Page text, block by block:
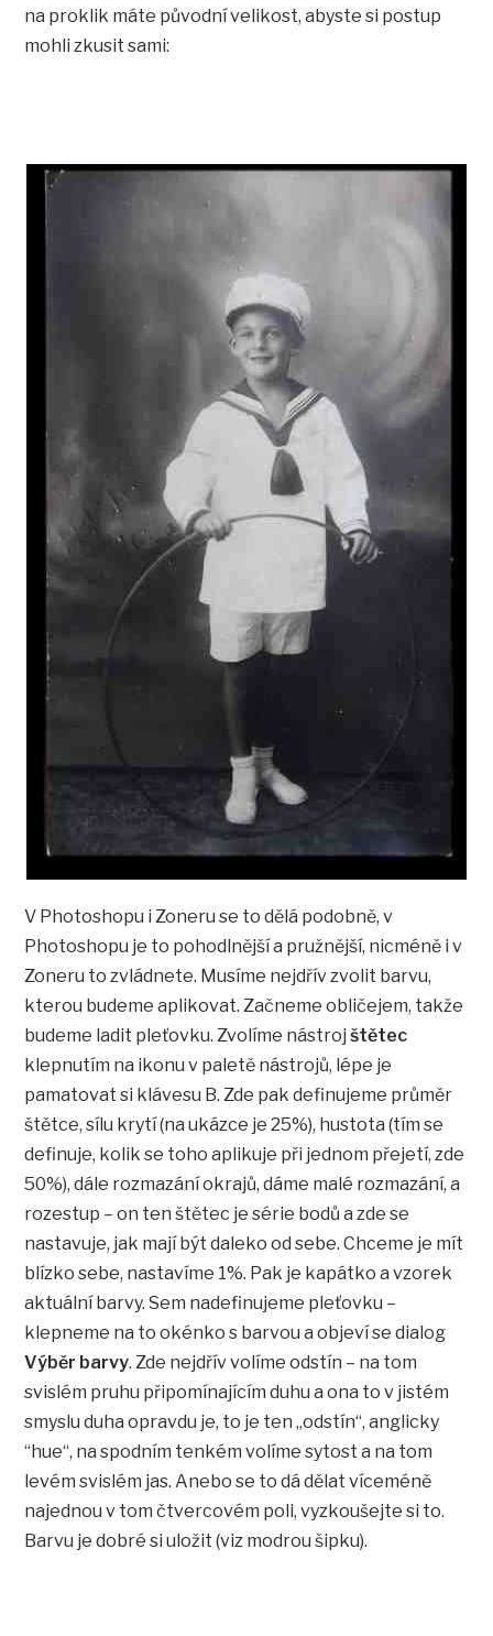
na proklik máte původní velikost, abyste si postup
mohli zkusit sami:
V Photoshopu i Zoneru se to dělá podobně, v
Photoshopu je to pohodlnější a pružnější, nicméně i v
Zoneru to zvládnete. Musíme nejdřív zvolit barvu,
kterou budeme aplikovat. Začneme obličejem, takže
budeme ladit pleťovku. Zvolíme nástrojštětec
klepnutím na ikonu v paletě nástrojů, lépe je
pamatovat si klávesu B. Zde pak definujeme průměr
štětce, sílu krytí (na ukázce je 25%), hustota (tím se
definuje, kolik se toho aplikuje při jednom přejetí, zde
50%), dále rozmazání okrajů, dáme malé rozmazání, a
rozestup – on ten štětec je série bodů a zde se
nastavuje, jak mají být daleko od sebe. Chceme je mít
blízko sebe, nastavíme 1%. Pak je kapátko a vzorek
aktuální barvy. Sem nadefinujeme pleťovku –
klepneme na to okénko s barvou a objeví se dialog
Výběr barvy. Zde nejdřív volíme odstín – na tom
svislém pruhu připomínajícím duhu a ona to v jistém
smyslu duha opravdu je, to je ten „odstín“, anglicky
“hue“, na spodním tenkém volíme sytost a na tom
levém svislém jas. Anebo se to dá dělat víceméně
najednou v tom čtvercovém poli, vyzkoušejte si to.
Barvu je dobré si uložit (viz modrou šipku).